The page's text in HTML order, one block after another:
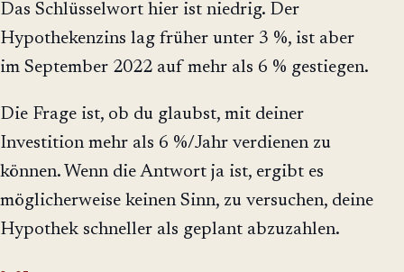
Das Schlüsselwort hier ist niedrig. Der
Hypothekenzins lag früher unter 3 %, ist aber
im September 2022 auf mehr als 6 % gestiegen.
Die Frage ist, ob du glaubst, mit deiner
Investition mehr als 6 %/Jahr verdienen zu
können. Wenn die Antwort ja ist, ergibt es
möglicherweise keinen Sinn, zu versuchen, deine
Hypothek schneller als geplant abzuzahlen.